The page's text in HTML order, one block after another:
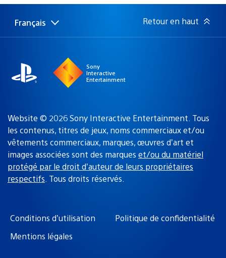
publication
Choisir
une
Région
actuelle
Français Retour en haut
Sony
Interactive
Entertainment
Website © 2026 Sony Interactive Entertainment. Tous
les contenus, titres de jeux, noms commerciaux et/ou
vêtements commerciaux, marques, œuvres d’art et
images associées sont des marques et/ou du matériel
protégé par le droit d’auteur de leurs propriétaires
respectifs. Tous droits réservés.
Conditions d’utilisation
Politique de confidentialité
Mentions légales